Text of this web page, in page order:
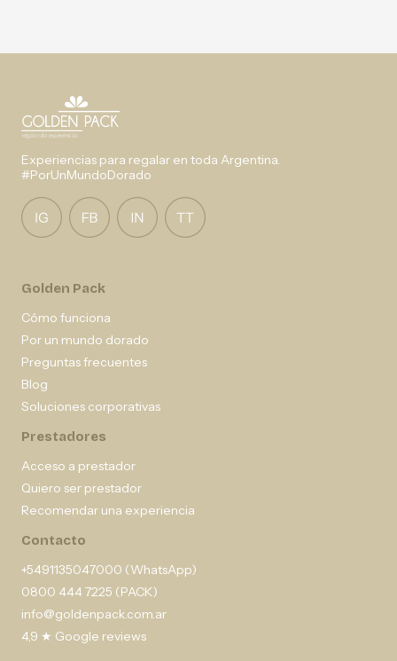
Experiencias para regalar en toda Argentina.
#PorUnMundoDorado
Golden Pack
Cómo funciona
Por un mundo dorado
Preguntas frecuentes
Blog
Soluciones corporativas
Prestadores
Acceso a prestador
Quiero ser prestador
Recomendar una experiencia
Contacto
+5491135047000 (WhatsApp)
0800 444 7225 (PACK)
info@goldenpack.com.ar
4,9 ★ Google reviews